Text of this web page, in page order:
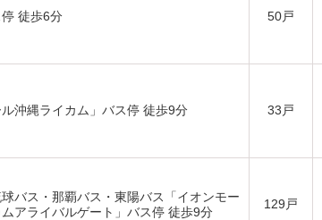
徒歩6分 50戸
ル沖縄ライカム」バス停 徒歩9分 33戸
バス・那覇バス・東陽バス「イオンモー
アライバルゲート」バス停 徒歩9分
129戸